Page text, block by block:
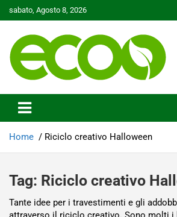
to
sabato, Agosto 8, 2026
Ecoo.it
Home Riciclo creativo Halloween
Tag: Riciclo creativo
Tante idee per i travestimenti e gli